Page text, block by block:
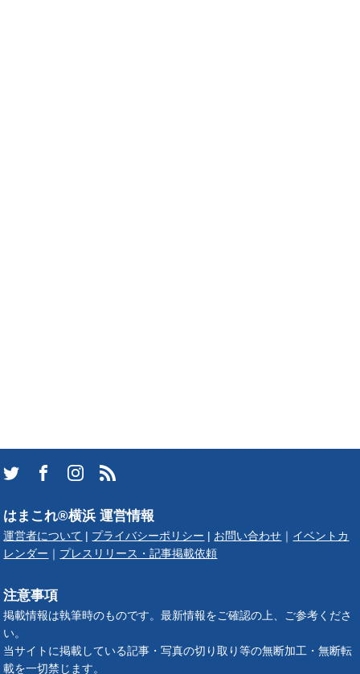
はまこれ®横浜 運営情報
運営者について プライバシーポリシー お問い合わせ
イベントカ
レンダー
プレスリリース・記事掲載依頼
注意事項
掲載情報は執筆時のものです。最新情報をご確認の上、ご参考くださ
い。
当サイトに掲載している記事・写真の切り取り等の無断加工・無断転
載を一切禁じます。